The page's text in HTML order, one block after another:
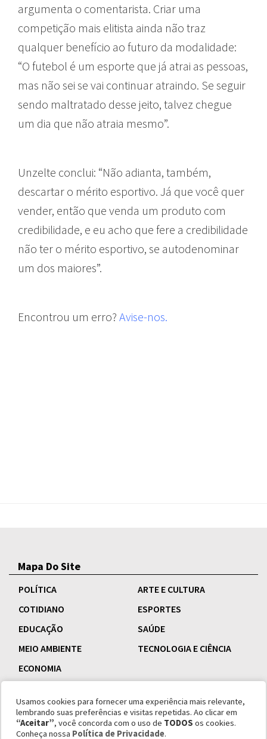
argumenta o comentarista. Criar uma
competição mais elitista ainda não traz
qualquer benefício ao futuro da modalidade:
“O futebol é um esporte que já atrai as pessoas,
mas não sei se vai continuar atraindo. Se seguir
sendo maltratado desse jeito, talvez chegue
um dia que não atraia mesmo”.
Unzelte conclui: “Não adianta, também,
descartar o mérito esportivo. Já que você quer
vender, então que venda um produto com
credibilidade, e eu acho que fere a credibilidade
não ter o mérito esportivo, se autodenominar
um dos maiores”.
Encontrou um erro? Avise-nos.
Mapa Do Site
POLÍTICA
ARTE E CULTURA
COTIDIANO
ESPORTES
EDUCAÇÃO
SAÚDE
MEIO AMBIENTE
TECNOLOGIA E CIÊNCIA
ECONOMIA
Usamos cookies para fornecer uma experiência mais relevante,
lembrando suas preferências e visitas repetidas. Ao clicar em
“Aceitar”, você concorda com o uso de TODOS os cookies.
Conheça nossa Política de Privacidade.